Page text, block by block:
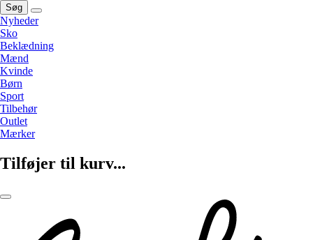
Søg
Nyheder
Sko
Beklædning
Mænd
Kvinde
Børn
Sport
Tilbehør
Outlet
Mærker
Tilføjer til kurv...